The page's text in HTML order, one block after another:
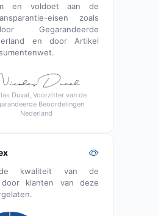
en voldoet aan de
eisen zoals
Gegarandeerde
en door Artikel
Duval, Voorzitter van de
Beoordelingen
Nederland
kwaliteit van de
klanten van deze